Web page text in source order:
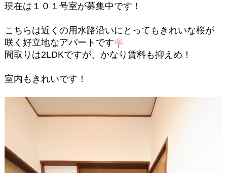
現在は１０１号室が募集中です！
こちらは近くの用水路沿いにとってもきれいな桜が
咲く好立地なアパートです
間取りは2LDKですが、かなり賃料も抑えめ！
室内もきれいです！